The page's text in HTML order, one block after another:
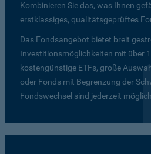
Kombinieren Sie das, was Ihnen
erstklassiges, qualitätsgeprüftes
Das Fondsangebot bietet breit
Investitionsmöglichkeiten mit über
kostengünstige ETFs, große
oder Fonds mit Begrenzung der
Fondswechsel sind jederzeit möglich.